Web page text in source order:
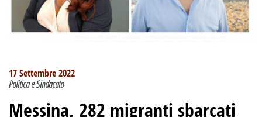
17 Settembre 2022
Politica e Sindacato
Messina, 282 migranti sbarcati